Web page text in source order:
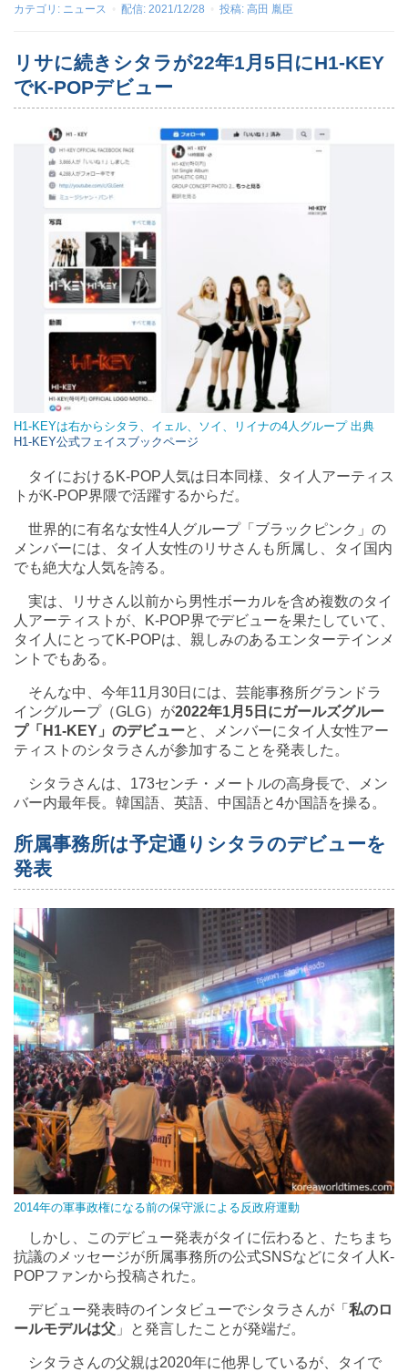
カテゴリ: ニュース 配信: 2021/12/28 投稿: 高田 胤臣
リサに続きシタラが22年1月5日にH1-KEY
でK-POPデビュー
H1-KEYは右からシタラ、イェル、ソイ、リイナの4人グループ 出典
H1-KEY公式フェイスブックページ
タイにおけるK-POP人気は日本同様、タイ人アーティス
トがK-POP界隈で活躍するからだ。
世界的に有名な女性4人グループ「ブラックピンク」の
メンバーには、タイ人女性のリサさんも所属し、タイ国内
でも絶大な人気を誇る。
実は、リサさん以前から男性ボーカルを含め複数のタイ
人アーティストが、K-POP界でデビューを果たしていて、
タイ人にとってK-POPは、親しみのあるエンターテインメ
ントでもある。
そんな中、今年11月30日には、芸能事務所グランドラ
イングループ（GLG）が2022年1月5日にガールズグルー
プ「H1-KEY」のデビューと、メンバーにタイ人女性アー
ティストのシタラさんが参加することを発表した。
シタラさんは、173センチ・メートルの高身長で、メン
バー内最年長。韓国語、英語、中国語と4か国語を操る。
所属事務所は予定通りシタラのデビューを
発表
2014年の軍事政権になる前の保守派による反政府運動
しかし、このデビュー発表がタイに伝わると、たちまち
抗議のメッセージが所属事務所の公式SNSなどにタイ人K-
POPファンから投稿された。
デビュー発表時のインタビューでシタラさんが「 私のロ
ールモデルは父 」と発言したことが発端だ。
シタラさんの父親は2020年に他界しているが、タイで